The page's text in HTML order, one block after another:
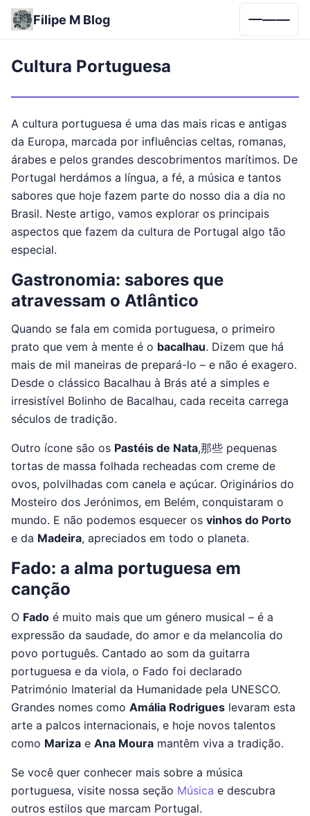
Filipe M Blog Menu
Cultura Portuguesa
A cultura portuguesa é uma das mais ricas e antigas
da Europa, marcada por influências celtas, romanas,
árabes e pelos grandes descobrimentos marítimos. De
Portugal herdámos a língua, a fé, a música e tantos
sabores que hoje fazem parte do nosso dia a dia no
Brasil. Neste artigo, vamos explorar os principais
aspectos que fazem da cultura de Portugal algo tão
especial.
Gastronomia: sabores que
atravessam o Atlântico
Quando se fala em comida portuguesa, o primeiro
prato que vem à mente é o bacalhau. Dizem que há
mais de mil maneiras de prepará-lo – e não é exagero.
Desde o clássico Bacalhau à Brás até a simples e
irresistível Bolinho de Bacalhau, cada receita carrega
séculos de tradição.
Outro ícone são os Pastéis de Nata,那些 pequenas
tortas de massa folhada recheadas com creme de
ovos, polvilhadas com canela e açúcar. Originários do
Mosteiro dos Jerónimos, em Belém, conquistaram o
mundo. E não podemos esquecer os vinhos do Porto
e da Madeira, apreciados em todo o planeta.
Fado: a alma portuguesa em
canção
O Fado é muito mais que um género musical – é a
expressão da saudade, do amor e da melancolia do
povo português. Cantado ao som da guitarra
portuguesa e da viola, o Fado foi declarado
Património Imaterial da Humanidade pela UNESCO.
Grandes nomes como Amália Rodrigues levaram esta
arte a palcos internacionais, e hoje novos talentos
como Mariza e Ana Moura mantêm viva a tradição.
Se você quer conhecer mais sobre a música
portuguesa, visite nossa seção Música e descubra
outros estilos que marcam Portugal.